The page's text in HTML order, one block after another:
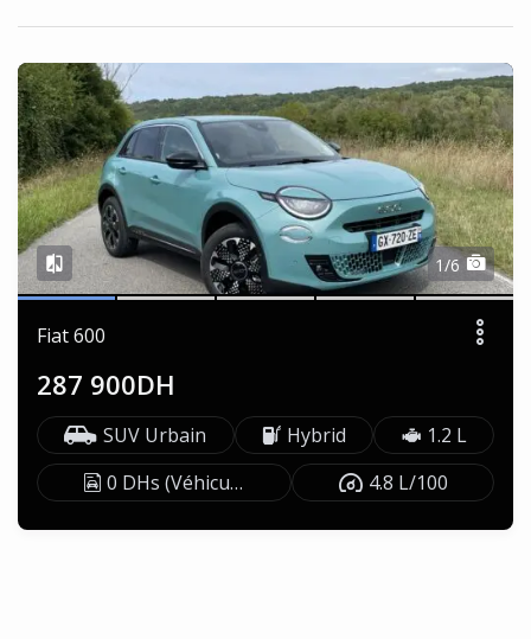
1/6
Fiat 600
287 900DH
SUV Urbain Hybrid
1.2 L
0 DHs (Véhicule exonéré)
4.8 L/100